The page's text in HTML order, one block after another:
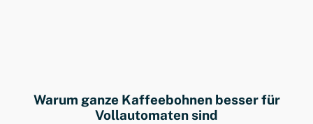
Warum ganze Kaffeebohnen besser für
Vollautomaten sind